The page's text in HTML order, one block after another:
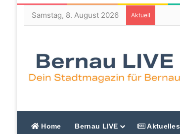
Samstag, 8. August 2026 Aktuell
Home Bernau LIVE Aktuelles